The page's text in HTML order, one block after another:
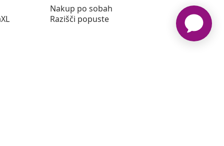
Nakup po sobah
Razišči popuste